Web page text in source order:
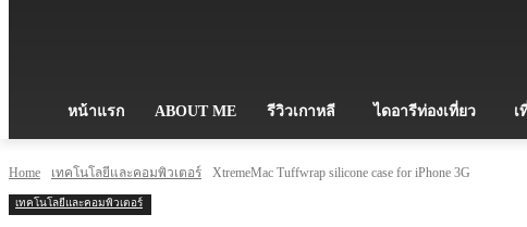
หน้าแรก ABOUT ME รีวิวเกาหลี ไดอารีท่องเที่ยว เ
Home เทคโนโลยีและคอมพิวเตอร์ XtremeMac Tuffwrap silicone case for iPhone 3G
เทคโนโลยีและคอมพิวเตอร์